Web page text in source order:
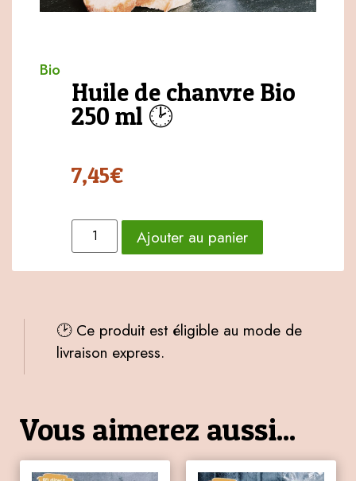
Bio
Huile de chanvre Bio
250 ml 🕑
7,45€
Ajouter au panier
🕑 Ce produit est éligible au mode de
livraison express.
Vous aimerez aussi...